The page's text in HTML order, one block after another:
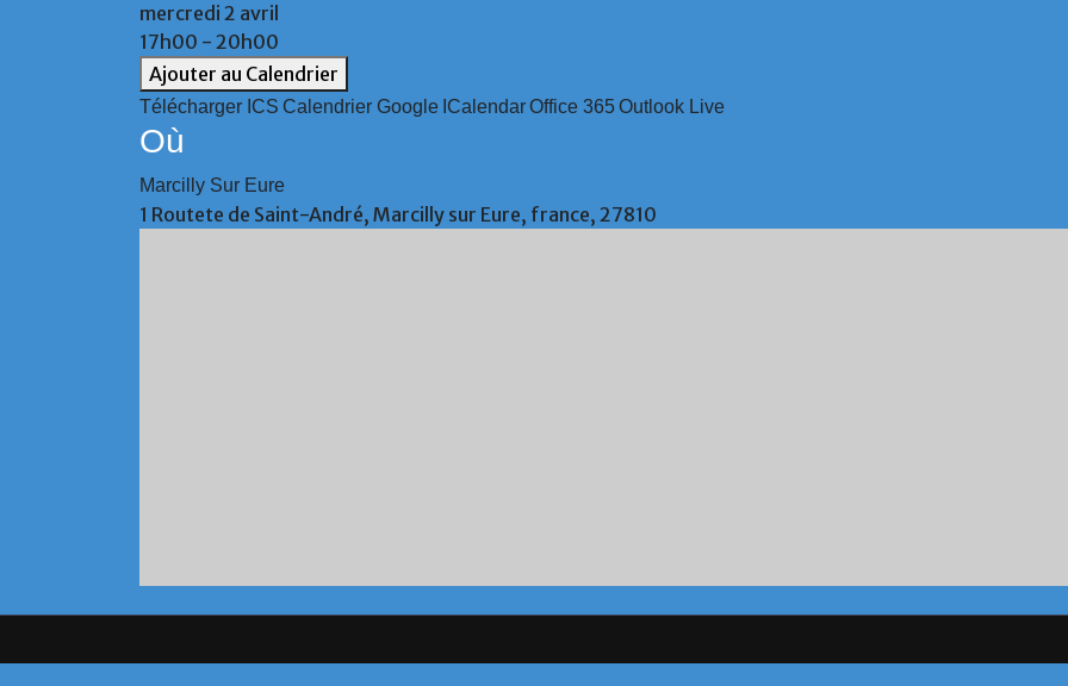
mercredi 2 avril
17h00 - 20h00
Ajouter au Calendrier
Télécharger ICS Calendrier Google ICalendarOffice 365Outlook Live
Où
Marcilly Sur Eure
1 Routete de Saint-André, Marcilly sur Eure, france, 27810